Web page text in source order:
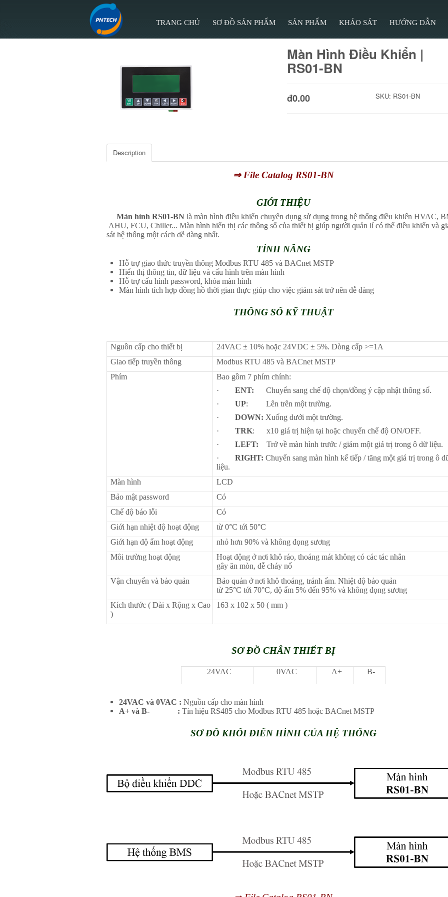
TRANG CHỦ SƠ ĐỒ SẢN PHẨM SẢN PHẨM KHẢO SÁT HƯỚNG DẪN
Màn Hình Điều Khiển |
RS01-BN
đ0.00 SKU: RS01-BN
Description
⇒ File Catalog RS01-BN
GIỚI THIỆU
Màn hình RS01-BNlà màn hình điều khiển chuyên dụng sử dụng trong hệ thống điều khiển HVAC,
AHU, FCU, Chiller... Màn hình hiển thị các thông số của thiết bị giúp người quản lí có thể điều khiển và
sát hệ thống một cách dễ dàng nhất.
TÍNH NĂNG
Hỗ trợ giao thức truyền thông Modbus RTU 485 và BACnet MSTP
Hiển thị thông tin, dữ liệu và cấu hình trên màn hình
Hỗ trợ cấu hình password, khóa màn hình
Màn hình tích hợp đồng hồ thời gian thực giúp cho việc giám sát trở nên dễ dàng
THÔNG SỐ KỸ THUẬT
Nguồn cấp cho thiết bị
24VAC ± 10% hoặc 24VDC ± 5%. Dòng cấp >=1A
Giao tiếp truyền thông
Modbus RTU 485 và BACnet MSTP
Phím
Bao gồm 7 phím chính:
· ENT: Chuyển sang chế độ chọn/đồng ý cập nhật thông số.
· UP: Lên trên một trường.
· DOWN: Xuống dưới một trường.
· TRK: x10 giá trị hiện tại hoặc chuyển chế độ ON/OFF.
· LEFT: Trở về màn hình trước / giảm một giá trị trong ô dữ liệu.
· RIGHT: Chuyển sang màn hình kế tiếp / tăng một giá trị trong ô
liệu.
Màn hình
LCD
Bảo mật password
Có
Chế độ báo lỗi
Có
Giới hạn nhiệt độ hoạt động
từ 0°C tới 50°C
Giới hạn độ ẩm hoạt động
nhỏ hơn 90% và không đọng sương
Môi trường hoạt động
Hoạt động ở nơi khô ráo, thoáng mát không có các tác nhân
gây ăn mòn, dễ cháy nổ
Vận chuyển và bảo quản
Bảo quản ở nơi khô thoáng, tránh ẩm. Nhiệt độ bảo quản
từ 25°C tới 70°C, độ ẩm 5% đến 95% và không đọng sương
Kích thước ( Dài x Rộng x Cao
)
163 x 102 x 50 ( mm )
SƠ ĐỒ CHÂN THIẾT BỊ
24VAC 0VAC A+ B-
24VAC và 0VAC : Nguồn cấp cho màn hình
A+ và B- : Tín hiệu RS485 cho Modbus RTU 485 hoặc BACnet MSTP
SƠ ĐỒ KHỐI ĐIỂN HÌNH CỦA HỆ THỐNG